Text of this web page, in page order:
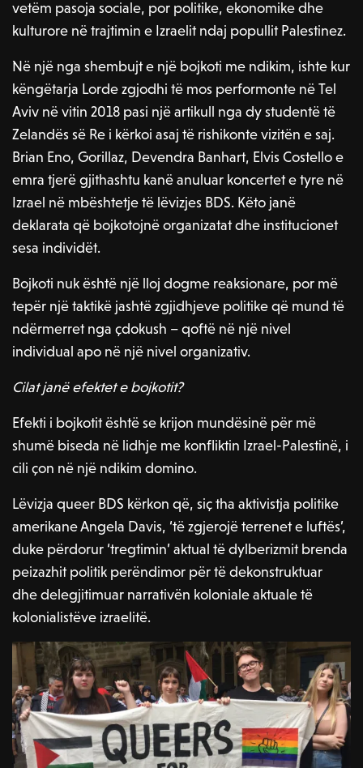
vetëm pasoja sociale, por politike, ekonomike dhe
kulturore në trajtimin e Izraelit ndaj popullit Palestinez.
Në një nga shembujt e një bojkoti me ndikim, ishte kur
këngëtarja Lorde zgjodhi të mos performonte në Tel
Aviv në vitin 2018 pasi një artikull nga dy studentë të
Zelandës së Re i kërkoi asaj të rishikonte vizitën e saj.
Brian Eno, Gorillaz, Devendra Banhart, Elvis Costello e
emra tjerë gjithashtu kanë anuluar koncertet e tyre në
Izrael në mbështetje të lëvizjes BDS. Këto janë
deklarata që bojkotojnë organizatat dhe institucionet
sesa individët.
Bojkoti nuk është një lloj dogme reaksionare, por më
tepër një taktikë jashtë zgjidhjeve politike që mund të
ndërmerret nga çdokush – qoftë në një nivel
individual apo në një nivel organizativ.
Cilat janë efektet e bojkotit?
Efekti i bojkotit është se krijon mundësinë për më
shumë biseda në lidhje me konfliktin Izrael-Palestinë, i
cili çon në një ndikim domino.
Lëvizja queer BDS kërkon që, siç tha aktivistja politike
amerikane Angela Davis, ‘të zgjerojë terrenet e luftës’,
duke përdorur ‘tregtimin’ aktual të dylberizmit brenda
peizazhit politik perëndimor për të dekonstruktuar
dhe delegjitimuar narrativën koloniale aktuale të
kolonialistëve izraelitë.